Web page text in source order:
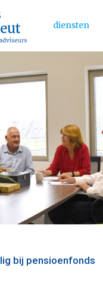
Main Menu
diensten
bij pensioenfonds